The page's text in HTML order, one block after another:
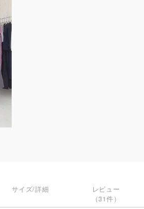
サイズ/詳細
レビュー
（31件）